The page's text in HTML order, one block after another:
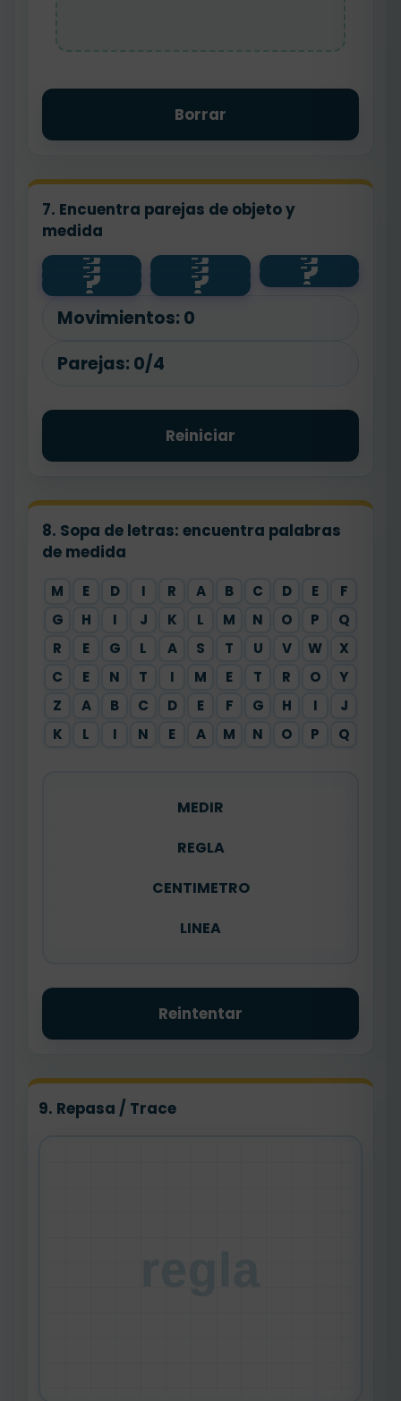
Borrar
7. Encuentra parejas de objeto y
medida
?
3 cm ?
lápiz ?
cinta
?
7 cm ?
5 cm ?
goma
?
4 cm ?
pincel
Movimientos: 0
Parejas: 0/4
Reiniciar
8. Sopa de letras: encuentra palabras
de medida
M E D I R A B C D E
F
G
H I J K L M N O P
Q
R
E G L A S T U V W
X
C
E N T I M E T R O
Y
Z
A B C D E F G H I
J
K
L I N E A M N O P Q
MEDIR
REGLA
CENTIMETRO
LINEA
Reintentar
9. Repasa / Trace